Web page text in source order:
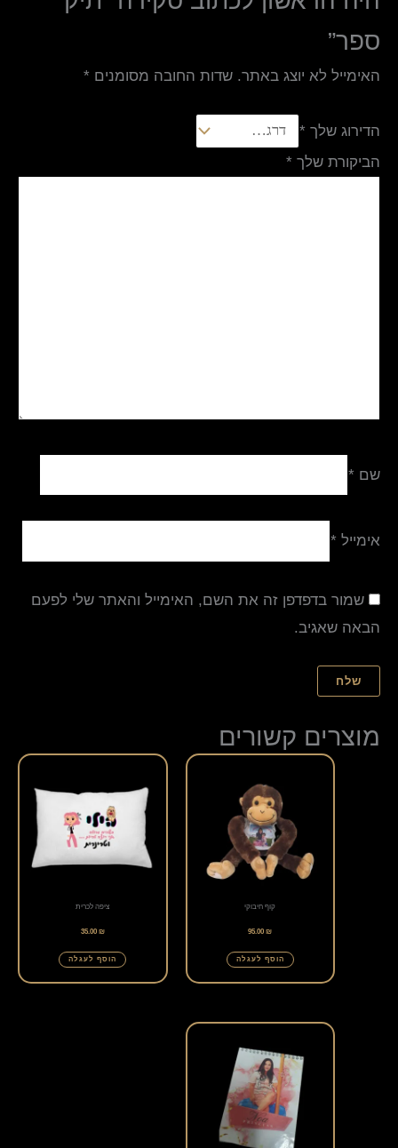
ספר”
האימייל לא יוצג באתר. שדות החובה מסומנים *
הדירוג שלך *
הביקורת שלך *
שם *
אימייל *
שמור בדפדפן זה את השם, האימייל והאתר שלי לפעם
הבאה שאגיב.
מוצרים קשורים
קוף חיבוקי
95.00₪
הוסף לעגלה
ציפה לכרית
35.00 ₪
הוסף לעגלה